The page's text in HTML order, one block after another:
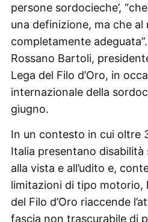
persone sordocieche’,
una definizione, ma che
completamente
Rossano Bartoli,
Lega del Filo d’Oro, in
internazionale della
giugno.
In un contesto in cui oltre
Italia presentano disabilità
alla vista e all’udito e,
limitazioni di tipo motorio,
del Filo d’Oro riaccende
fascia non trascurabile di